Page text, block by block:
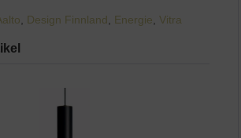
, Design Finnland, Energie,Vitra